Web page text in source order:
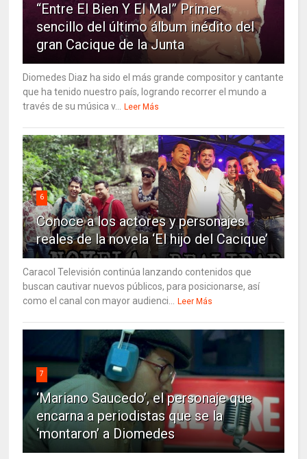
“Entre El Bien Y El Mal” Primer
sencillo del último álbum inédito del
gran Cacique de la Junta
Diomedes Diaz ha sido el más grande compositor y cantante
que ha tenido nuestro país, logrando recorrer el mundo a
través de su música v... Leer Más
6
Conoce a los actores y personajes
reales de la novela ‘El hijo del Cacique’
Caracol Televisión continúa lanzando contenidos que
buscan cautivar nuevos públicos, para posicionarse, así
como el canal con mayor audienci... Leer Más
7
‘Mariano Saucedo’, el personaje que
encarna a periodistas que se la
‘montaron’ a Diomedes